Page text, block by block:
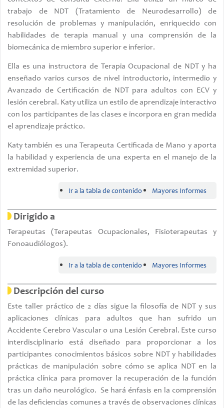
trabajo de NDT (Tratamiento de Neurodesarrollo) de
resolución de problemas y manipulación, enriquecido con
habilidades de terapia manual y una comprensión de la
biomecánica de miembro superior e inferior.
Ella es una instructora de Terapia Ocupacional de NDT y ha
enseñado varios cursos de nivel introductorio, intermedio y
Avanzado de Certificación de NDT para adultos con ECV y
lesión cerebral. Katy utiliza un estilo de aprendizaje interactivo
con los participantes de las clases e incorpora en gran medida
el aprendizaje práctico.
Katy también es una Terapeuta Certificada de Mano y aporta
la habilidad y experiencia de una experta en el manejo de la
extremidad superior.
Ir a la tabla de contenido Mayores Informes
Dirigido a
Terapeutas (Terapeutas Ocupacionales, Fisioterapeutas y
Fonoaudiólogos).
Ir a la tabla de contenido Mayores Informes
Descripción del curso
Este taller práctico de 2 días sigue la filosofía de NDT y sus
aplicaciones clínicas para adultos que han sufrido un
Accidente Cerebro Vascular o una Lesión Cerebral. Este curso
interdisciplinario está diseñado para proporcionar a los
participantes conocimientos básicos sobre NDT y habilidades
prácticas de manipulación sobre cómo se aplica NDT en la
práctica clínica para promover la recuperación de la función
tras un daño neurológico. Se hará énfasis en la comprensión
de las deficiencias comunes a través de observaciones clínicas